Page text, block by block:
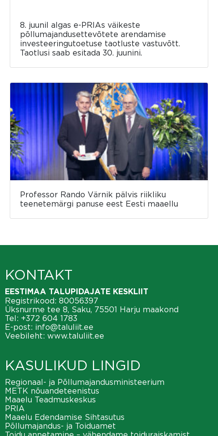
8. juunil algas e-PRIAs väikeste
põllumajandusettevõtete arendamise
investeeringutoetuse taotluste vastuvõtt.
Taotlusi saab esitada 30. juunini.
Professor Rando Värnik pälvis riikliku
teenetemärgi panuse eest Eesti maaellu
KONTAKT
EESTIMAA TALUPIDAJATE KESKLIIT
Registrikood: 80056397
Üksnurme tee 8, Saku, 75501 Harju maakond
Tel: +372 604 1783
E-post: info@taluliit.ee
Veebileht: www.taluliit.ee
KASULIKUD LINGID
Regionaal- ja Põllumajandusministeerium
METK nõuandeteenistus
Maaelu Teadmuskeskus
PRIA
Maaelu Edendamise Sihtasutus
Põllumajandus- ja Toiduamet